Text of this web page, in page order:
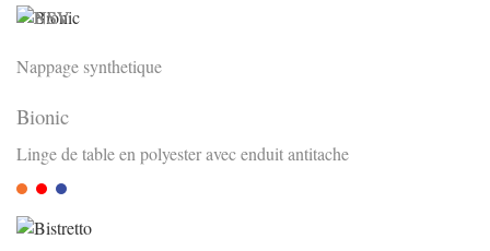
Nappage synthetique
Bionic
Linge de table en polyester avec enduit antitache
Orange
RotRoyal